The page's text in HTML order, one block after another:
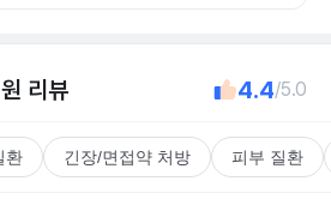
리뷰 4.4/5.0
환 긴장/면접약 처방 피부 질환